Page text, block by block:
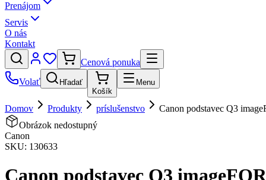
Prenájom
Servis
O nás
Kontakt
Cenová ponuka
Volať
Hľadať
Košík
Menu
Domov Produkty príslušenstvo
Canon podstavec Q3
Obrázok nedostupný
Canon
SKU: 130633
Canon podstavec Q3